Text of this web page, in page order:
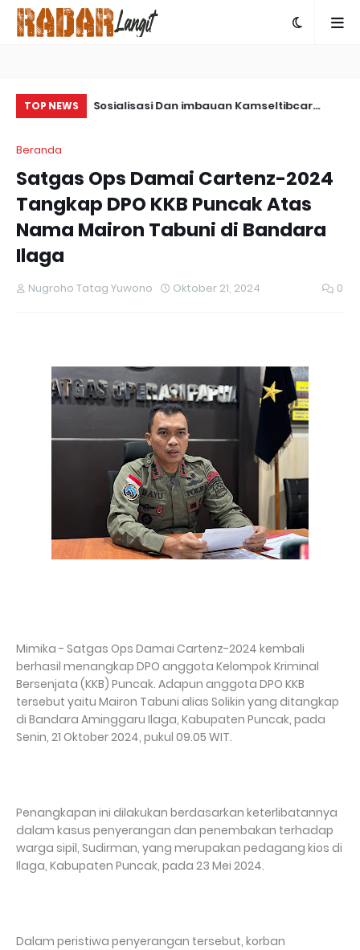
TOP NEWS
Damai
Sosialisasi Dan imbauan Kamseltibcar
Beranda
Satgas Ops Damai Cartenz-2024
Tangkap DPO KKB Puncak Atas
Nama Mairon Tabuni di Bandara
Ilaga
Nugroho Tatag Yuwono Oktober 21, 2024 0
Mimika - Satgas Ops Damai Cartenz-2024 kembali
berhasil menangkap DPO anggota Kelompok Kriminal
Bersenjata (KKB) Puncak. Adapun anggota DPO KKB
tersebut yaitu Mairon Tabuni alias Solikin yang ditangkap
di Bandara Aminggaru Ilaga, Kabupaten Puncak, pada
Senin, 21 Oktober 2024, pukul 09.05 WIT.
Penangkapan ini dilakukan berdasarkan keterlibatannya
dalam kasus penyerangan dan penembakan terhadap
warga sipil, Sudirman, yang merupakan pedagang kios di
Ilaga, Kabupaten Puncak, pada 23 Mei 2024.
Dalam peristiwa penyerangan tersebut, korban